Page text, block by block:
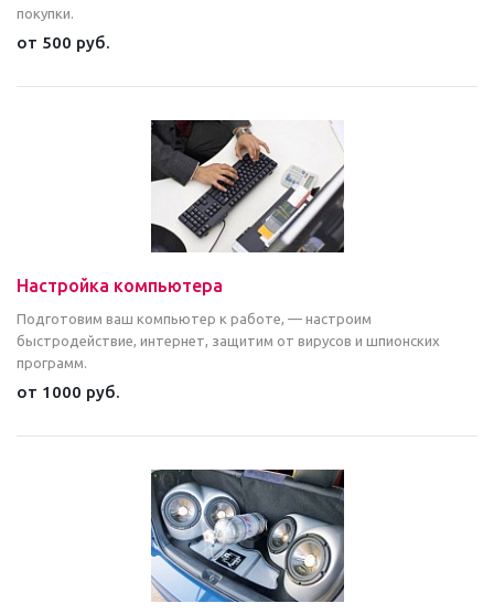
покупки.
от 500 руб.
Настройка компьютера
Подготовим ваш компьютер к работе, — настроим
быстродействие, интернет, защитим от вирусов и шпионских
программ.
от 1000 руб.